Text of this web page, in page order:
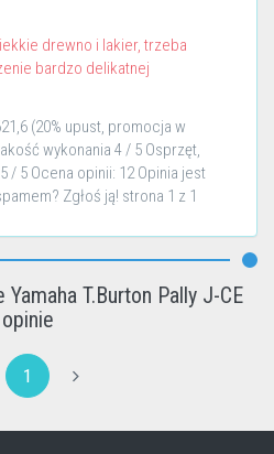
drewno i lakier, trzeba
bardzo delikatnej
(20% upust, promocja w
wykonania 4 / 5 Osprzęt,
/ 5 Ocena opinii: 12 Opinia jest
Zgłoś ją! strona 1 z 1
T.Burton Pally J-CE
opinie
1